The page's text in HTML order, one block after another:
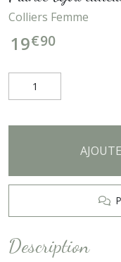
Colliers Femme
19€90
Description